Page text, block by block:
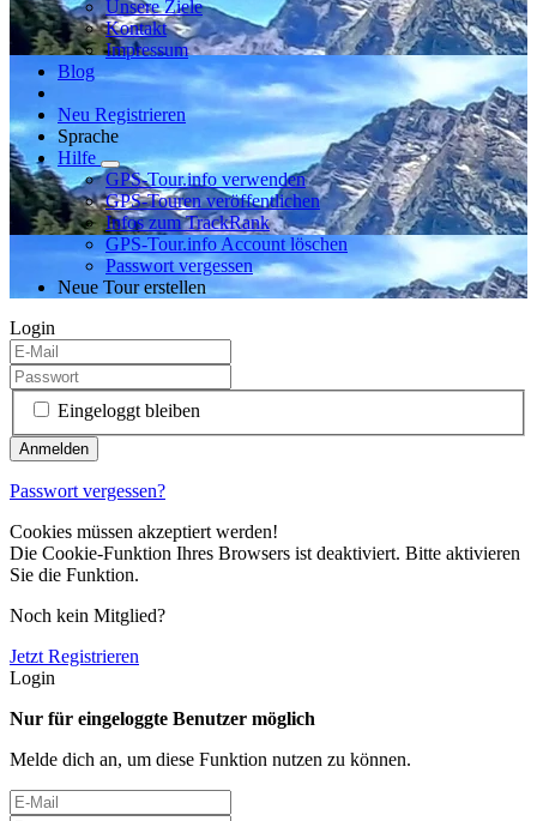
Unsere Ziele
Kontakt
Impressum
Blog
Neu Registrieren
Sprache
Hilfe
GPS-Tour.info verwenden
GPS-Touren veröffentlichen
Infos zum TrackRank
GPS-Tour.info Account löschen
Passwort vergessen
Neue Tour erstellen
Login
Eingeloggt bleiben
Passwort vergessen?
Cookies müssen akzeptiert werden!
Die Cookie-Funktion Ihres Browsers ist deaktiviert. Bitte aktivieren
Sie die Funktion.
Noch kein Mitglied?
Jetzt Registrieren
Login
Nur für eingeloggte Benutzer möglich
Melde dich an, um diese Funktion nutzen zu können.